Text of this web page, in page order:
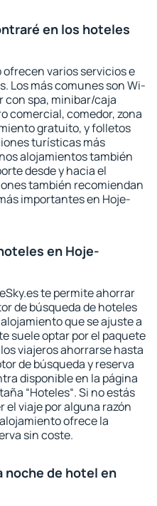
en los hoteles
varios servicios e
Los más comunes son Wi-
con spa, minibar/caja
comercial, comedor, zona
gratuito, y folletos
turísticas más
alojamientos también
desde y hacia el
también recomiendan
importantes en Hoje-
en Hoje-
te permite ahorrar
de búsqueda de hoteles
que se ajuste a
suele optar por el paquete
viajeros ahorrarse hasta
de búsqueda y reserva
disponible en la página
“Hoteles“. Si no estás
el viaje por alguna razón
ofrece la
sin coste.
noche de hotel en